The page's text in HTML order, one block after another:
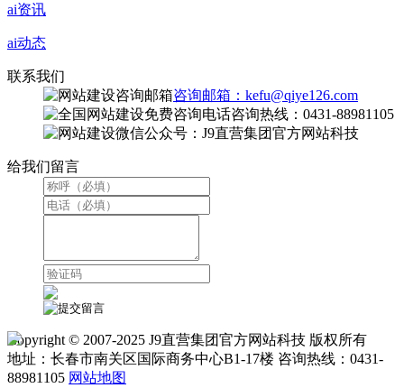
ai资讯
ai动态
联系我们
咨询邮箱：kefu@qiye126.com
咨询热线：0431-88981105
微信公众号：J9直营集团官方网站科技
给我们留言
Copyright © 2007-2025 J9直营集团官方网站科技 版权所有
地址：长春市南关区国际商务中心B1-17楼 咨询热线：0431-
88981105 网站地图